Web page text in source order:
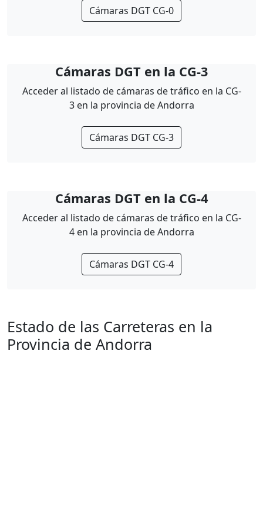
Cámaras DGT CG-0
Cámaras DGT en la CG-3
Acceder al listado de cámaras de tráfico en la CG-
3 en la provincia de Andorra
Cámaras DGT CG-3
Cámaras DGT en la CG-4
Acceder al listado de cámaras de tráfico en la CG-
4 en la provincia de Andorra
Cámaras DGT CG-4
Estado de las Carreteras en la
Provincia de Andorra